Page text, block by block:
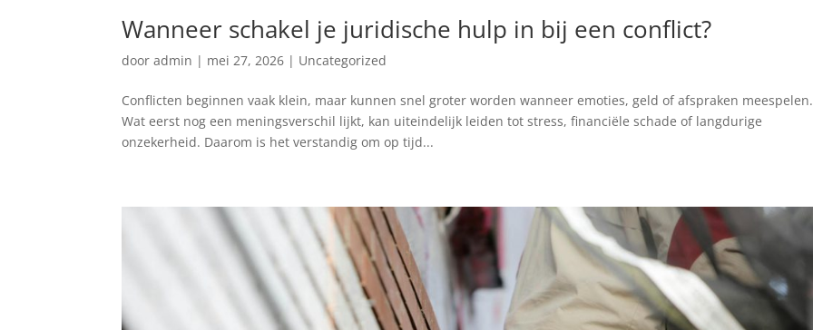
Wanneer schakel je juridische hulp in bij een conflict?
dooradmin | mei 27, 2026 | Uncategorized
Conflicten beginnen vaak klein, maar kunnen snel groter worden wanneer emoties, geld of afspraken meespelen.
Wat eerst nog een meningsverschil lijkt, kan uiteindelijk leiden tot stress, financiële schade of langdurige
onzekerheid. Daarom is het verstandig om op tijd...